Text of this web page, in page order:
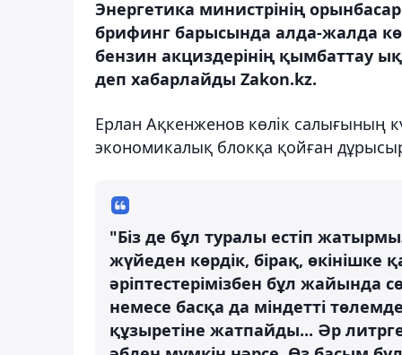
Энергетика министрінің
брифинг барысында алда-жалда
бензин акциздерінің қымбаттау
деп хабарлайды Zakon.kz.
Ерлан Ақкенженов көлік салығының
экономикалық блокқа қойған
"Біз де бұл туралы естіп
жүйеден көрдік, бірақ, өкінішке
әріптестерімізбен бұл жайында
немесе басқа да міндетті
құзыретіне жатпайды... Әр